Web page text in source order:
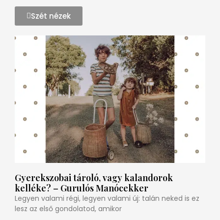
Szét nézek
Gyerekszobai tároló, vagy kalandorok
kelléke? – Gurulós Manócekker
Legyen valami régi, legyen valami új: talán neked is ez
lesz az első gondolatod, amikor